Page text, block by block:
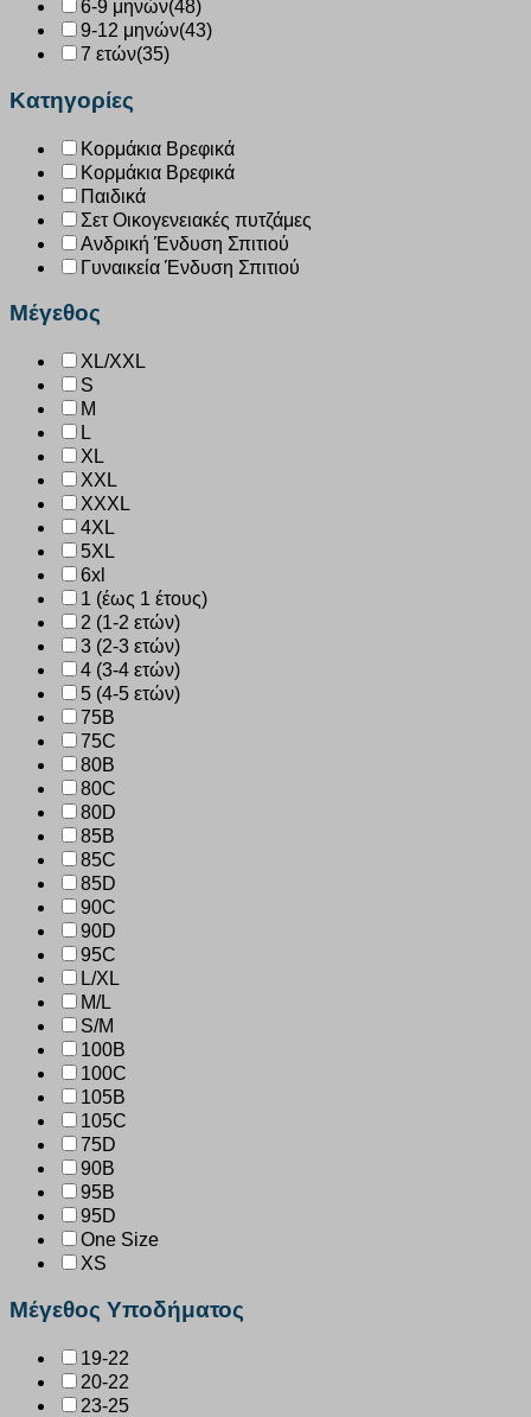
6-9 μηνών(48)
9-12 μηνών(43)
7 ετών(35)
Κατηγορίες
Κορμάκια Βρεφικά
Κορμάκια Βρεφικά
Παιδικά
Σετ Οικογενειακές πυτζάμες
Ανδρική Ένδυση Σπιτιού
Γυναικεία Ένδυση Σπιτιού
Μέγεθος
XL/XXL
S
M
L
XL
XXL
XXXL
4XL
5XL
6xl
1 (έως 1 έτους)
2 (1-2 ετών)
3 (2-3 ετών)
4 (3-4 ετών)
5 (4-5 ετών)
75B
75C
80B
80C
80D
85B
85C
85D
90C
90D
95C
L/XL
M/L
S/M
100B
100C
105B
105C
75D
90B
95B
95D
One Size
XS
Μέγεθος Υποδήματος
19-22
20-22
23-25